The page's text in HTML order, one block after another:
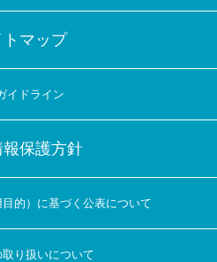
トマップ
イドライン
保護方針
的）に基づく公表について
り扱いについて